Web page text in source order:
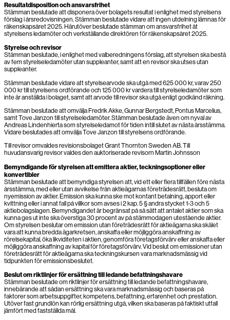
Resultatdisposition och ansvarsfrihet
Stämman beslutade att disponera över bolagets resultat i enlighet med styrelsens
förslag i årsredovisningen. Stämman beslutade vidare att ingen utdelning lämnas för
räkenskapsåret 2025. Härutöver beslutade stämman om ansvarsfrihet åt
styrelsens ledamöter och verkställande direktören för räkenskapsåret 2025.
Styrelse och revisor
Stämman beslutade, i enlighet med valberedningens förslag, att styrelsen ska bestå
av fem styrelseledamöter utan suppleanter, samt att en revisor ska utses utan
suppleanter.
Stämman beslutade vidare att styrelsearvode ska utgå med 625 000 kr, varav 250
000 kr till styrelsens ordförande och 125 000 kr vardera till styrelseledamöter som
inte är anställda i bolaget, samt att arvode till revisor ska utgå enligt godkänd räkning.
Stämman beslutade att omvälja Fredrik Akke, Gunnar Bergstedt, Pontus Marcelius,
samt Tove Janzon till styrelseledamöter. Stämman beslutade även om nyval av
Andreas Lindenhierta som styrelseledamot för tiden intill slutet av nästa årsstämma.
Vidare beslutades att omvälja Tove Janzon till styrelsens ordförande.
Till revisor omvaldes revisionsbolaget Grant Thornton Sweden AB. Till
huvudansvarig revisor valdes den auktoriserade revisorn Martin Johnsson
Bemyndigande för styrelsen att emittera aktier, teckningsoptioner eller
konvertibler
Stämman beslutade att bemyndiga styrelsen att, vid ett eller flera tillfällen före nästa
årsstämma, med eller utan avvikelse från aktieägarnas företrädesrätt, besluta om
nyemission av aktier. Emission ska kunna ske mot kontant betalning, apport eller
kvittning eller i annat fall på villkor som avses i 2 kap. 5 § andra stycket 1-3 och 5
aktiebolagslagen. Bemyndigandet är begränsat på så sätt att antalet aktier som ska
kunna ges ut inte ska överstiga 30 procent av på stämmodagen utestående aktier.
Om styrelsen beslutar om emission utan företrädesrätt för aktieägarna ska skälet
vara att kunna bredda ägarkretsen, anskaffa eller möjliggöra anskaffning av
rörelsekapital, öka likviditeten i aktien, genomföra företagsförvärv eller anskaffa eller
möjliggöra anskaffning av kapital för företagsförvärv. Vid beslut om emissioner utan
företrädesrätt för aktieägarna ska teckningskursen vara marknadsmässig vid
tidpunkten för emissionsbeslutet.
Beslut om riktlinjer för ersättning till ledande befattningshavare
Stämman beslutade om riktlinjer för ersättning till ledande befattningshavare,
innebärande att sådan ersättning ska vara marknadsmässig och baseras på
faktorer som arbetsuppgifter, kompetens, befattning, erfarenhet och prestation.
Utöver fast grundlön kan rörlig ersättning utgå, vilken ska baseras på faktiskt utfall
jämfört med fastställda mål.